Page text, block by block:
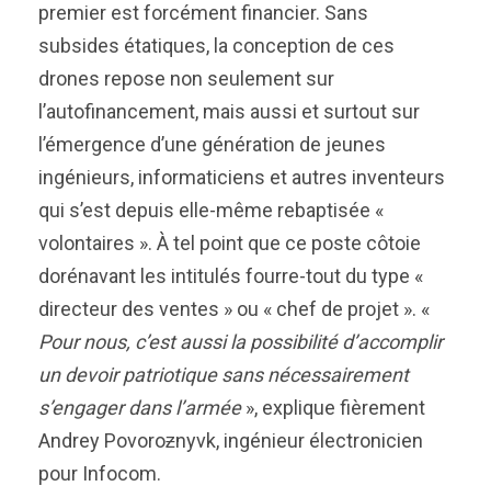
premier est forcément financier. Sans
subsides étatiques, la conception de ces
drones repose non seulement sur
l’autofinancement, mais aussi et surtout sur
l’émergence d’une génération de jeunes
ingénieurs, informaticiens et autres inventeurs
qui s’est depuis elle-même rebaptisée «
volontaires ». À tel point que ce poste côtoie
dorénavant les intitulés fourre-tout du type «
directeur des ventes » ou « chef de projet ». «
Pour nous, c’est aussi la possibilité d’accomplir
un devoir patriotique sans nécessairement
s’engager dans l’armée», explique fièrement
Andrey Povoroƶnyvk, ingénieur électronicien
pour Infocom.